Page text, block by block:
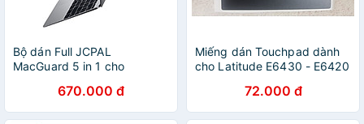
Bộ dán Full JCPAL
MacGuard 5 in 1 cho
(2018/2019/2020)
670.000 đ
Miếng dán Touchpad dành
cho Latitude E6430 - E6420
E5520 - Hàng chính hãng
72.000 đ